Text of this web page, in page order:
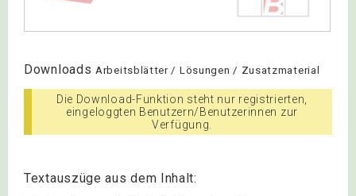
Downloads Arbeitsblätter / Lösungen / Zusatzmaterial
Die Download-Funktion steht nur registrierten,
eingeloggten Benutzern/Benutzerinnen zur
Verfügung.
Textauszüge aus dem Inhalt: